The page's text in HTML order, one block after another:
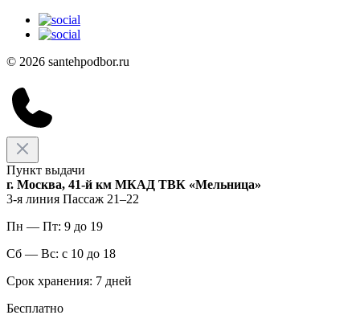
© 2026 santehpodbor.ru
Пункт выдачи
г. Москва, 41-й км МКАД ТВК «Мельница»
3-я линия Пассаж 21–22
Пн — Пт: 9 до 19
Сб — Вс: с 10 до 18
Срок хранения: 7 дней
Бесплатно